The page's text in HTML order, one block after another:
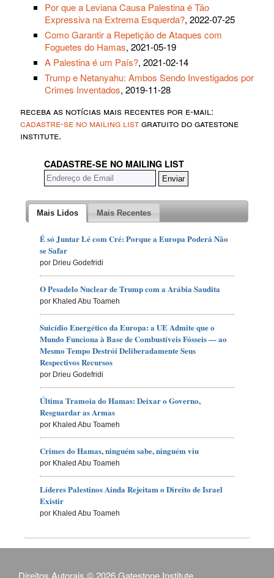
Por que a Leviana Causa Palestina é Tão
Expressiva na Extrema Esquerda?, 2022-07-25
Como Garantir a Repetição de Ataques com
Foguetes do Hamas, 2021-05-19
A Palestina é um País?, 2021-02-14
Trump e Netanyahu: Ambos Sendo Investigados por
Crimes Inventados, 2019-11-28
receba as notícias mais recentes por e-mail:
cadastre-se no mailing listgratuito do gatestone
institute.
CADASTRE-SE NO MAILING LIST
Mais Lidos Mais Recentes
É só Juntar Lé com Cré: Porque a Europa Poderá Não
se Safar
por Drieu Godefridi
O Pesadelo Nuclear de Trump com a Arábia Saudita
por Khaled Abu Toameh
Suicídio Energético da Europa: a UE Admite que o
Mundo Funciona à Base de Combustíveis Fósseis — ao
Mesmo Tempo Destrói Deliberadamente Seus
Respectivos Recursos
por Drieu Godefridi
Última Tramoia do Hamas: Deixar o Governo,
Resguardar as Armas
por Khaled Abu Toameh
Crimes do Hamas, ninguém sabe, ninguém viu
por Khaled Abu Toameh
Líderes Palestinos Ainda Rejeitam o Direito de Israel
Existir
por Khaled Abu Toameh
Direitos Autorais © 2026 Gatestone Institute.